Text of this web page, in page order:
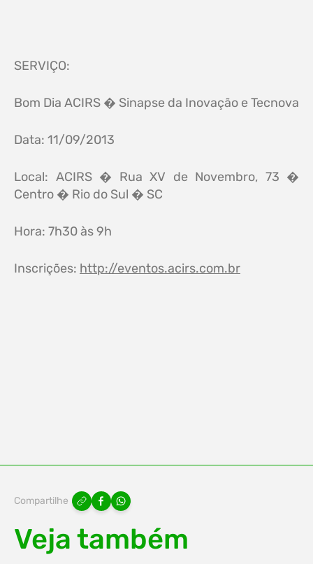
SERVIÇO:
Bom Dia ACIRS � Sinapse da Inovação e Tecnova
Data: 11/09/2013
Local: ACIRS � Rua XV de Novembro, 73 �
Centro � Rio do Sul � SC
Hora: 7h30 às 9h
Inscrições: http://eventos.acirs.com.br
Compartilhe
Veja também